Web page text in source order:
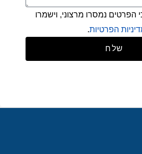
הפרטים נמסרו מרצוני, וישמרו
הפרטיות.
שלח